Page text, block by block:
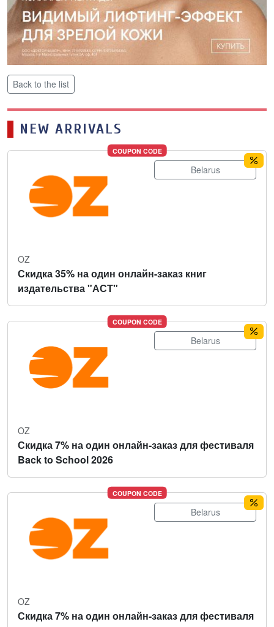
Back to the list
NEW ARRIVALS
COUPON CODE
Belarus
OZ
Скидка 35% на один онлайн-заказ книг
издательства "АСТ"
COUPON CODE
Belarus
OZ
Скидка 7% на один онлайн-заказ для фестиваля
Back to School 2026
COUPON CODE
Belarus
OZ
Скидка 7% на один онлайн-заказ для фестиваля